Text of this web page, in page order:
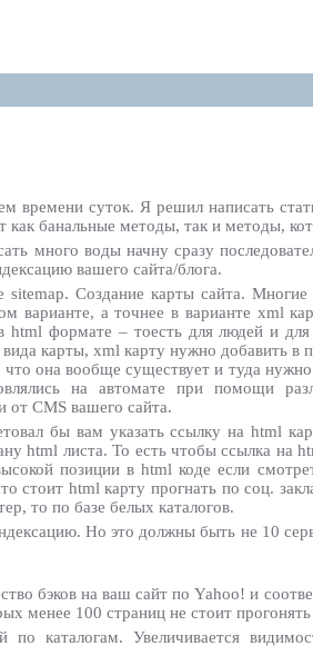
времени суток. Я решил написать
как банальные методы, так и методы,
много воды начну сразу
вашего сайта/блога.
sitemap. Создание карты сайта.
варианте, а точнее в варианте xml
html формате – тоесть для людей и
вида карты, xml карту нужно добавить в
что она вообще существует и туда
на автомате при помощи
от CMS вашего сайта.
бы вам указать ссылку на html
html листа. То есть чтобы ссылка на
позиции в html коде если
стоит html карту прогнать по соц.
то по базе белых каталогов.
Но это должны быть не 10
бэков на ваш сайт по Yahoo! и
менее 100 страниц не стоит
каталогам. Увеличивается